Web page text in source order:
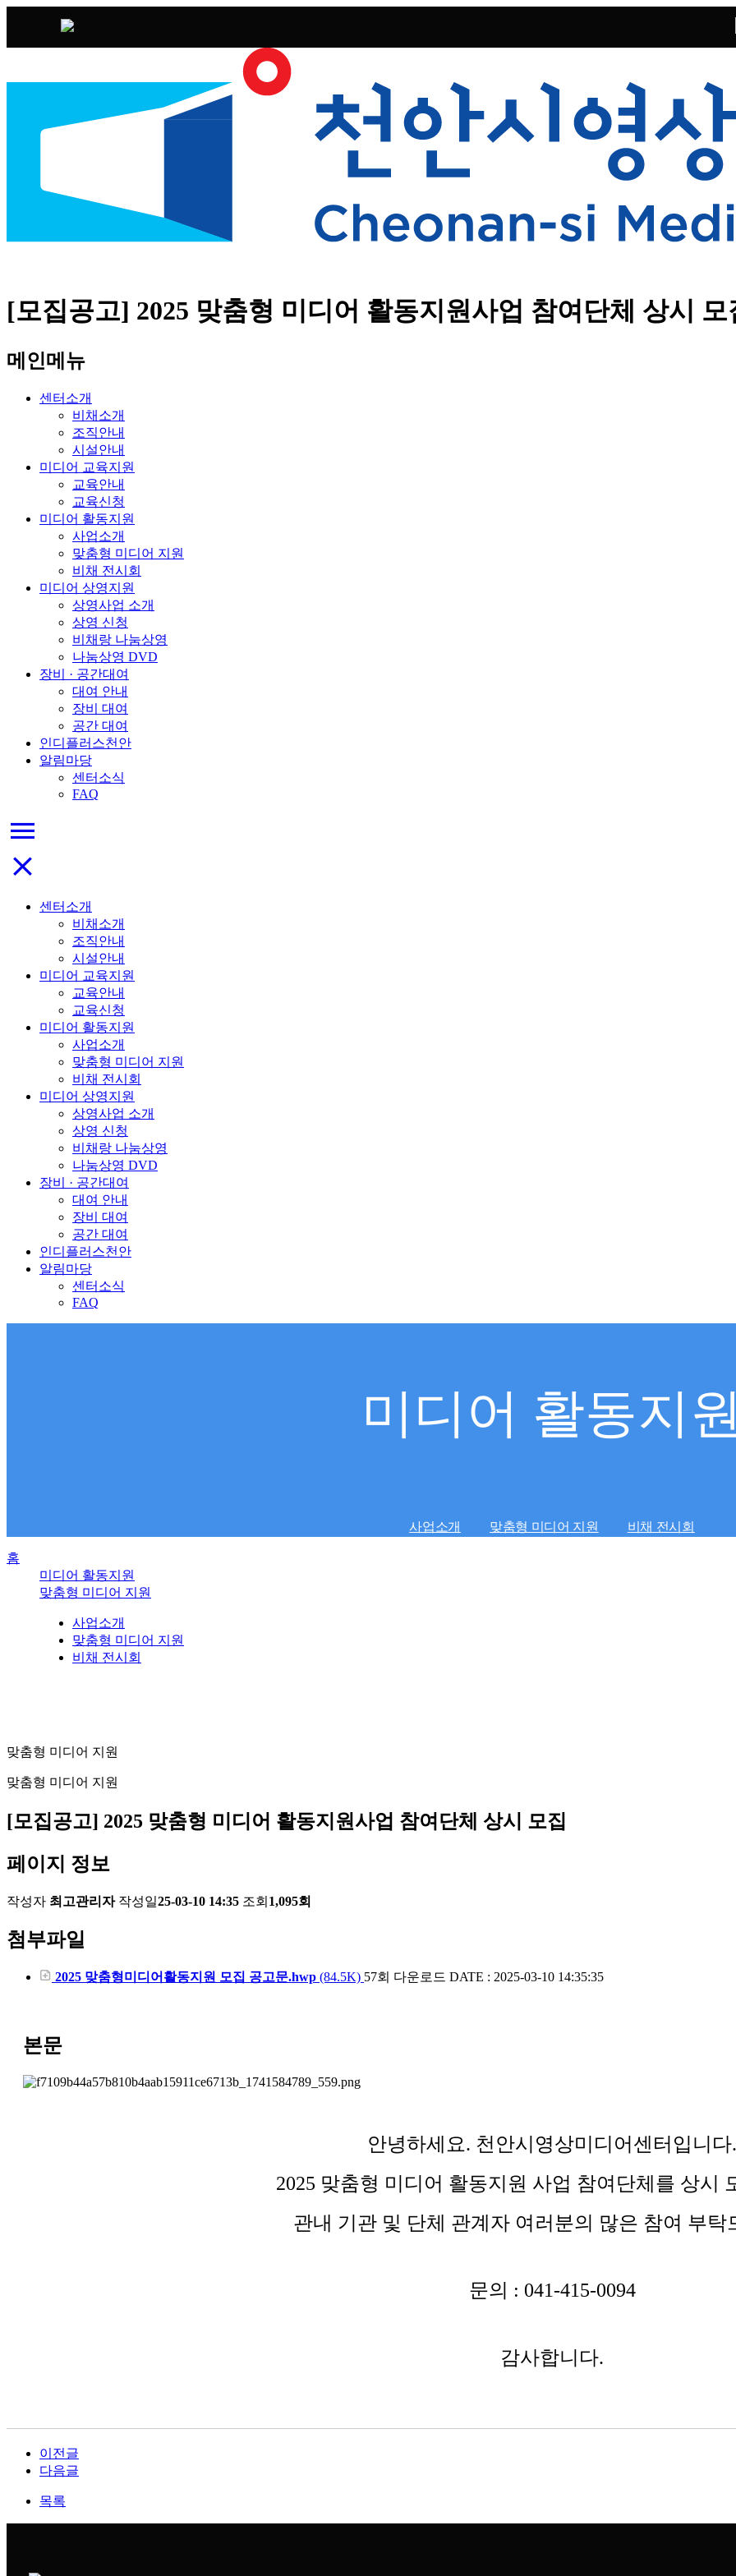
[모집공고] 2025 맞춤형 미디어 활동지원사업 참여단체 상시
메인메뉴
센터소개
비채소개
조직안내
시설안내
미디어 교육지원
교육안내
교육신청
미디어 활동지원
사업소개
맞춤형 미디어 지원
비채 전시회
미디어 상영지원
상영사업 소개
상영 신청
비채랑 나눔상영
나눔상영 DVD
장비 · 공간대여
대여 안내
장비 대여
공간 대여
인디플러스천안
알림마당
센터소식
FAQ
menu
close
센터소개
비채소개
조직안내
시설안내
미디어 교육지원
교육안내
교육신청
미디어 활동지원
사업소개
맞춤형 미디어 지원
비채 전시회
미디어 상영지원
상영사업 소개
상영 신청
비채랑 나눔상영
나눔상영 DVD
장비 · 공간대여
대여 안내
장비 대여
공간 대여
인디플러스천안
알림마당
센터소식
FAQ
미디어 활동지
사업소개 맞춤형 미디어 지원 비채 전시회
홈
미디어 활동지원
맞춤형 미디어 지원
사업소개
맞춤형 미디어 지원
비채 전시회
맞춤형 미디어 지원
맞춤형 미디어 지원
[모집공고] 2025 맞춤형 미디어 활동지원사업 참여단체 상시 모집
페이지 정보
작성자 최고관리자 작성일25-03-10 14:35 조회 1,095회
첨부파일
2025 맞춤형미디어활동지원 모집 공고문.hwp (84.5K) 57회 다운로드 DATE : 2025-03-10 14:35:35
본문
안녕하세요. 천안시영상미디어센터입니다.
2025 맞춤형 미디어 활동지원 사업 참여단체를 상시
관내 기관 및 단체 관계자 여러분의 많은 참여 부탁
문의 : 041-415-0094
감사합니다.
이전글
다음글
목록